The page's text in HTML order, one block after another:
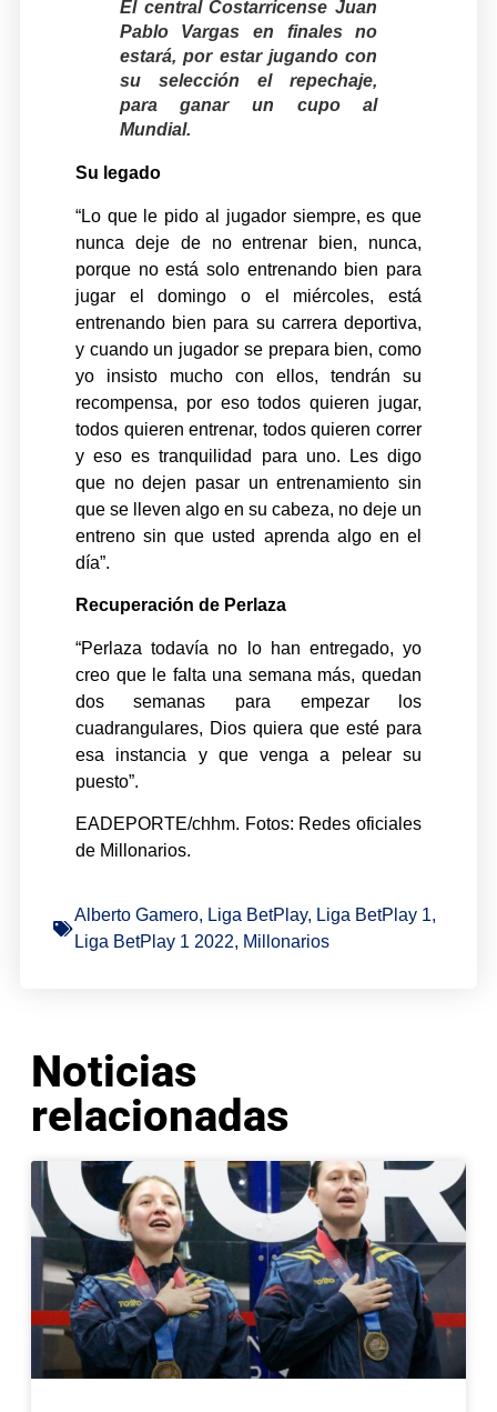
El central Costarricense Juan
Pablo Vargas en finales no
estará, por estar jugando con
su selección el repechaje,
para ganar un cupo al
Mundial.
Su legado
“Lo que le pido al jugador siempre, es que
nunca deje de no entrenar bien, nunca,
porque no está solo entrenando bien para
jugar el domingo o el miércoles, está
entrenando bien para su carrera deportiva,
y cuando un jugador se prepara bien, como
yo insisto mucho con ellos, tendrán su
recompensa, por eso todos quieren jugar,
todos quieren entrenar, todos quieren correr
y eso es tranquilidad para uno. Les digo
que no dejen pasar un entrenamiento sin
que se lleven algo en su cabeza, no deje un
entreno sin que usted aprenda algo en el
día”.
Recuperación de Perlaza
“Perlaza todavía no lo han entregado, yo
creo que le falta una semana más, quedan
dos semanas para empezar los
cuadrangulares, Dios quiera que esté para
esa instancia y que venga a pelear su
puesto”.
EADEPORTE/chhm. Fotos: Redes oficiales
de Millonarios.
Alberto Gamero, Liga BetPlay, Liga BetPlay 1,
Liga BetPlay 1 2022, Millonarios
Noticias
relacionadas